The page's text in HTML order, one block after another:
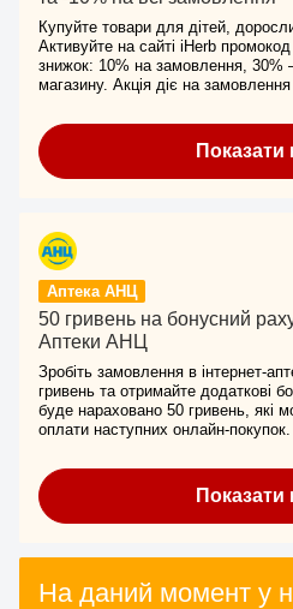
Купуйте товари для дітей,
Активуйте на сайті iHerb
знижок: 10% на замовлення, 30%
магазину. Акція діє на замовлення
Показати
Аптека АНЦ
50 гривень на бонусний
Аптеки АНЦ
Зробіть замовлення в інтернет-
гривень та отримайте додаткові
буде нараховано 50 гривень, які
оплати наступних онлайн-
Показати
На даний момент у